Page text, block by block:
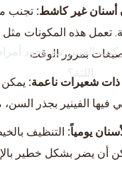
أسنان غير كاشط: تجنب
تعمل هذه المكونات
بمرور الوقت
شعيرات ناعمة: يمكن
فيها الفينير بجذر
يومياً: التنظيف
أن يضر بشكل خطير
الفينير مع وجود
اللثة؟